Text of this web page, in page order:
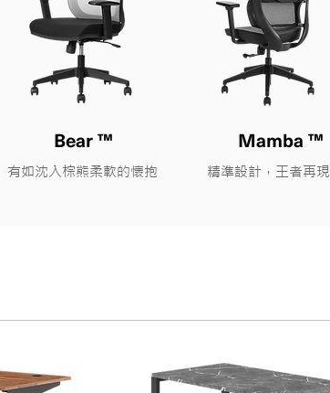
Bear ™ Mamba ™
​有如沈入棕熊柔軟的懷抱 ​精準設計，王者再現